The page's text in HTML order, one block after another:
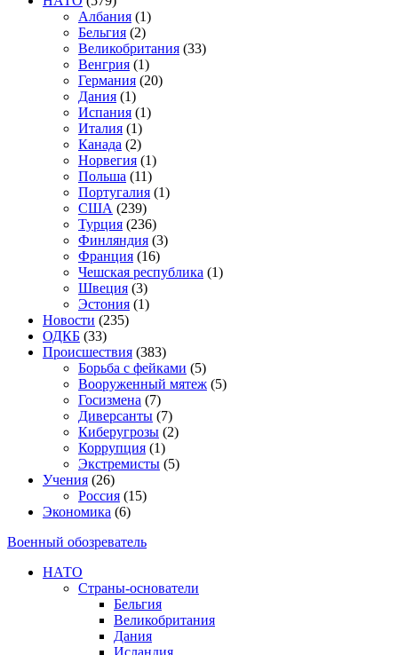
Албания (1)
Бельгия (2)
Великобритания (33)
Венгрия (1)
Германия (20)
Дания (1)
Испания (1)
Италия (1)
Канада (2)
Норвегия (1)
Польша (11)
Португалия (1)
США (239)
Турция (236)
Финляндия (3)
Франция (16)
Чешская республика (1)
Швеция (3)
Эстония (1)
Новости (235)
ОДКБ (33)
Происшествия (383)
Борьба с фейками (5)
Вооруженный мятеж (5)
Госизмена (7)
Диверсанты (7)
Киберугрозы (2)
Коррупция (1)
Экстремисты (5)
Учения (26)
Россия (15)
Экономика (6)
Военный обозреватель
НАТО
Страны-основатели
Бельгия
Великобритания
Дания